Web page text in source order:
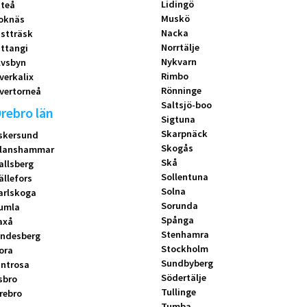
län
Lidingö
Muskö
Nacka
Norrtälje
Nykvarn
Rimbo
Rönninge
Saltsjö-boo
Sigtuna
Skarpnäck
Skogås
Skå
Sollentuna
Solna
Sorunda
Spånga
Stenhamra
Stockholm
Sundbyberg
Södertälje
Tullinge